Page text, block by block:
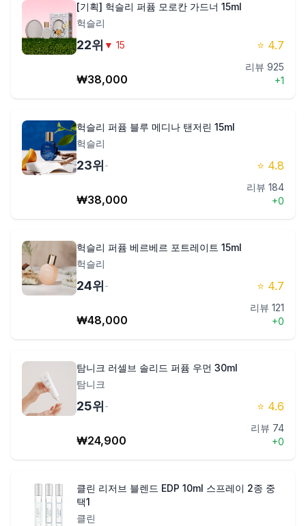
[기획] 헉슬리 퍼퓸 모로칸 가드너 15ml
헉슬리
22위 ▼ 15 ⭐ 4.7
₩38,000
리뷰 925
+1
헉슬리 퍼퓸 블루 메디나 탠저린 15ml
헉슬리
23위 - ⭐ 4.8
₩38,000
리뷰 184
+0
헉슬리 퍼퓸 베르베르 포트레이트 15ml
헉슬리
24위 - ⭐ 4.7
₩48,000
리뷰 121
+0
탐니크 러셀브 솔리드 퍼퓸 우먼 30ml
탐니크
25위 - ⭐ 4.6
₩24,900
리뷰 74
+0
클린 리저브 블렌드 EDP 10ml 스프레이 2종 중
택1
클린